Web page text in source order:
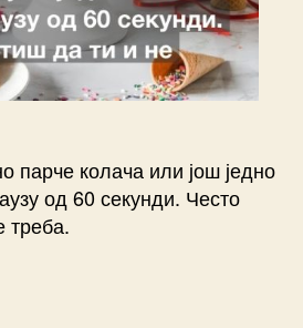
парче колача или још једно
од 60 секунди. Често
треба.